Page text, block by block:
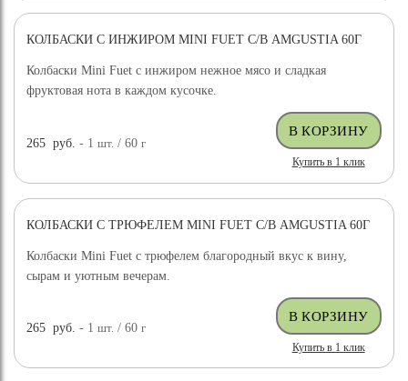
КОЛБАСКИ С ИНЖИРОМ MINI FUET С/В AMGUSTIA 60Г
Колбаски Mini Fuet с инжиром нежное мясо и сладкая
фруктовая нота в каждом кусочке.
265 руб. - 1шт. / 60г
Купить в 1 клик
КОЛБАСКИ С ТРЮФЕЛЕМ MINI FUET С/В AMGUSTIA 60Г
Колбаски Mini Fuet с трюфелем благородный вкус к вину,
сырам и уютным вечерам.
265 руб. - 1шт. / 60г
Купить в 1 клик